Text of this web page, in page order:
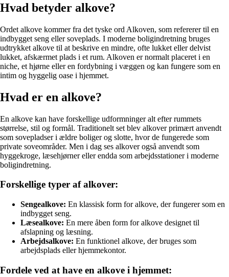
Hvad betyder alkove?
Ordet alkove kommer fra det tyske ord Alkoven, som refererer til en
indbygget seng eller soveplads. I moderne boligindretning bruges
udtrykket alkove til at beskrive en mindre, ofte lukket eller delvist
lukket, afskærmet plads i et rum. Alkoven er normalt placeret i en
niche, et hjørne eller en fordybning i væggen og kan fungere som en
intim og hyggelig oase i hjemmet.
Hvad er en alkove?
En alkove kan have forskellige udformninger alt efter rummets
størrelse, stil og formål. Traditionelt set blev alkover primært anvendt
som sovepladser i ældre boliger og slotte, hvor de fungerede som
private soveområder. Men i dag ses alkover også anvendt som
hyggekroge, læsehjørner eller endda som arbejdsstationer i moderne
boligindretning.
Forskellige typer af alkover:
Sengealkove: En klassisk form for alkove, der fungerer som en
indbygget seng.
Læsealkove: En mere åben form for alkove designet til
afslapning og læsning.
Arbejdsalkove: En funktionel alkove, der bruges som
arbejdsplads eller hjemmekontor.
Fordele ved at have en alkove i hjemmet: